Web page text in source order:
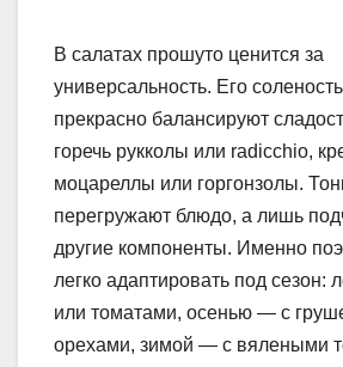
В салатах прошуто ценится за
универсальность. Его
прекрасно балансируют
горечь рукколы или radicchio,
моцареллы или горгонзолы.
перегружают блюдо, а лишь
другие компоненты. Именно
легко адаптировать под сезон:
или томатами, осенью — с
орехами, зимой — с вялеными